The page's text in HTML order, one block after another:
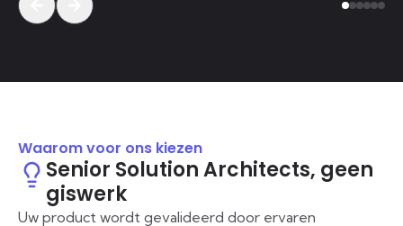
Waarom voor ons kiezen
Senior Solution Architects, geen
giswerk
Uw product wordt gevalideerd door ervaren